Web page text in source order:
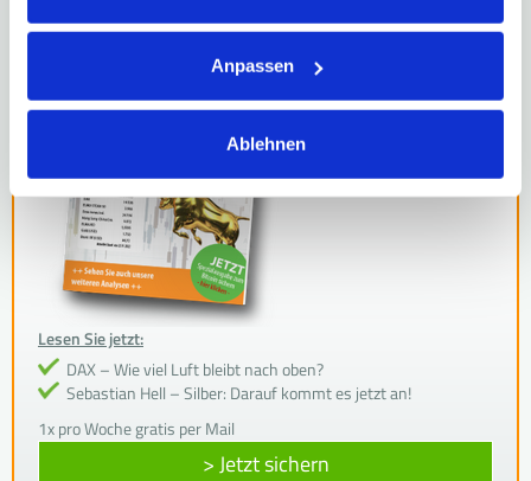
Anpassen
Ablehnen
Lesen Sie jetzt:
DAX – Wie viel Luft bleibt nach oben?
Sebastian Hell – Silber: Darauf kommt es jetzt an!
1x pro Woche gratis per Mail
> Jetzt sichern